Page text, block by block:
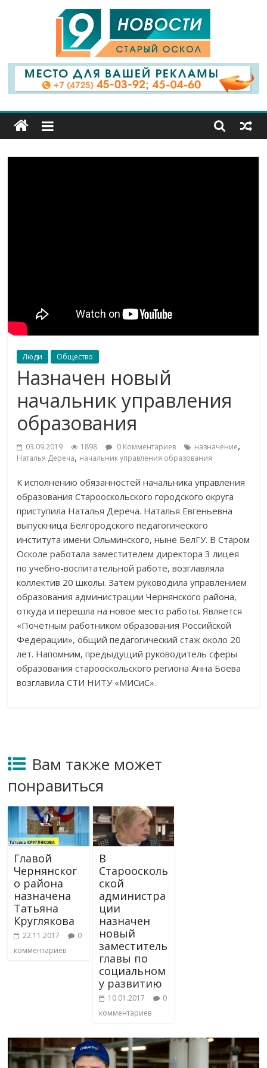
9
Канал
Старый
Люди Общество
Назначен новый
начальник управления
образования
03.09.2019 1898 0 Комментариев назначение,
Наталья Дереча, начальник управления образования
К исполнению обязанностей начальника управления
образования Старооскольского городского округа
приступила Наталья Дереча. Наталья Евгеньевна
выпускница Белгородского педагогического
института имени Ольминского, ныне БелГУ. В Старом
Осколе работала заместителем директора 3 лицея
по учебно-воспитательной работе, возглавляла
коллектив 20 школы. Затем руководила управлением
образования администрации Чернянского района,
откуда и перешла на новое место работы. Является
«Почётным работником образования Российской
Федерации», общий педагогический стаж около 20
лет. Напомним, предыдущий руководитель сферы
образования старооскольского региона Анна Боева
возглавила СТИ НИТУ «МИСиС».
Вам также может
понравиться
Главой
Чернянског
о района
назначена
Татьяна
Круглякова
22.11.2017
0
комментариев
В
Староосколь
ской
администра
ции
назначен
новый
заместитель
главы по
социальном
у развитию
10.01.2017
0
комментариев